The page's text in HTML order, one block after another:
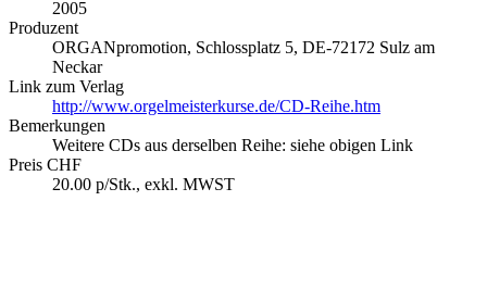
2005
Produzent
ORGANpromotion, Schlossplatz 5, DE-72172 Sulz am
Neckar
Link zum Verlag
http://www.orgelmeisterkurse.de/CD-Reihe.htm
Bemerkungen
Weitere CDs aus derselben Reihe: siehe obigen Link
Preis CHF
20.00 p/Stk., exkl. MWST